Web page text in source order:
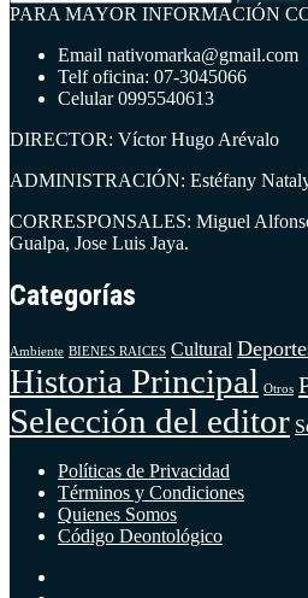
PARA MAYOR INFORMACIÓN
Email nativomarka@gmail.com
Telf oficina: 07-3045066
Celular 0995540613
DIRECTOR: Víctor Hugo Arévalo
ADMINISTRACIÓN: Estéfany
CORRESPONSALES: Miguel
Gualpa, Jose Luis Jaya.
Categorías
Ambiente BIENES RAICES Cultural
Historia Principal Otros
Selección del editor
Políticas de Privacidad
Términos y Condiciones
Quienes Somos
Código Deontológico